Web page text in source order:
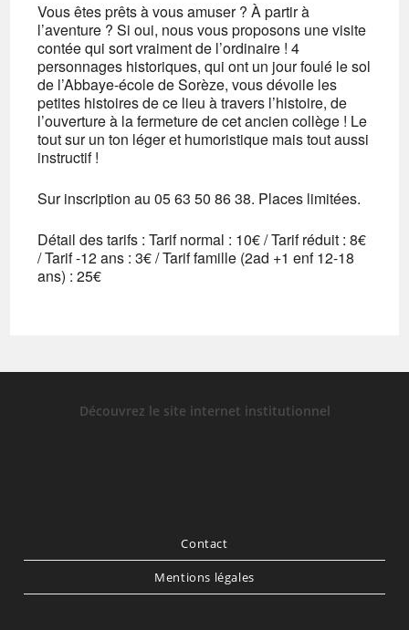
Vous êtes prêts à vous amuser ? À partir à
l’aventure ? Si oui, nous vous proposons une visite
contée qui sort vraiment de l’ordinaire ! 4
personnages historiques, qui ont un jour foulé le sol
de l’Abbaye-école de Sorèze, vous dévoile les
petites histoires de ce lieu à travers l’histoire, de
l’ouverture à la fermeture de cet ancien collège ! Le
tout sur un ton léger et humoristique mais tout aussi
instructif !
Sur inscription au 05 63 50 86 38. Places limitées.
Détail des tarifs : Tarif normal : 10€ / Tarif réduit : 8€
/ Tarif -12 ans : 3€ / Tarif famille (2ad +1 enf 12-18
ans) : 25€
Découvrez le site internet institutionnel
Contact
Mentions légales